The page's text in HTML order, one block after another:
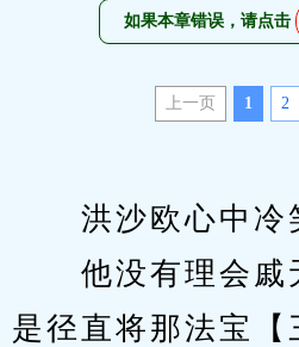
如果本章错误，请点击
上一页 1 2
洪沙欧心中冷
他没有理会戚
是径直将那法宝【